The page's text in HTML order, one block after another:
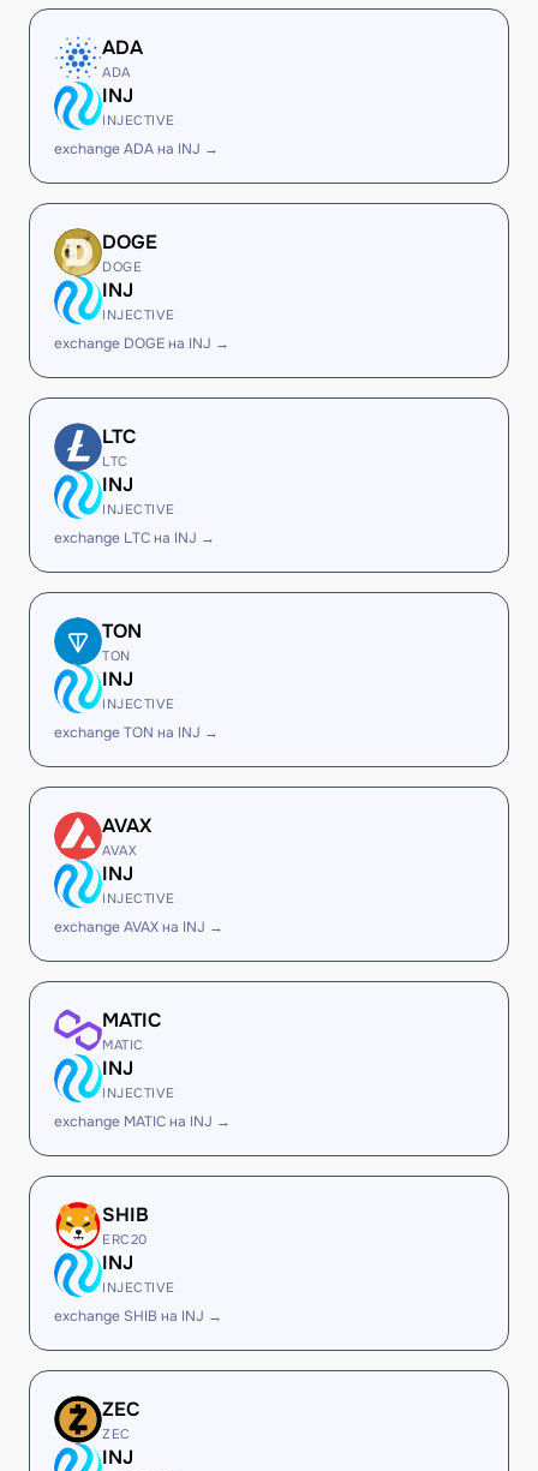
ADA
ADA
INJ
INJECTIVE
exchange ADA на INJ →
DOGE
DOGE
INJ
INJECTIVE
exchange DOGE на INJ →
LTC
LTC
INJ
INJECTIVE
exchange LTC на INJ →
TON
TON
INJ
INJECTIVE
exchange TON на INJ →
AVAX
AVAX
INJ
INJECTIVE
exchange AVAX на INJ →
MATIC
MATIC
INJ
INJECTIVE
exchange MATIC на INJ →
SHIB
ERC20
INJ
INJECTIVE
exchange SHIB на INJ →
ZEC
ZEC
INJ